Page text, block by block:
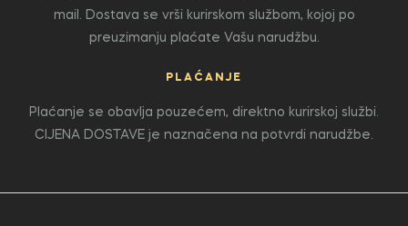
mail. Dostava se vrši kurirskom službom, kojoj po
preuzimanju plaćate Vašu narudžbu.
PLAĆANJE
Plaćanje se obavlja pouzećem, direktno kurirskoj službi.
CIJENA DOSTAVE je naznačena na potvrdi narudžbe.